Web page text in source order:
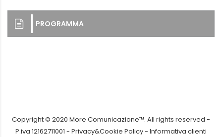
PROGRAMMA
Copyright © 2020 More Comunicazione™. All rights reserved -
P.iva 12162711001 - Privacy&Cookie Policy- Informativa clienti